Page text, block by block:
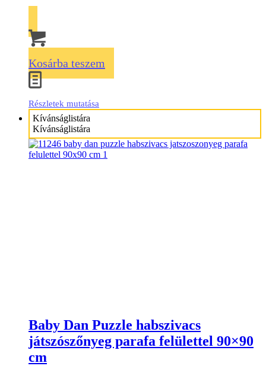
Kosárba teszem
Részletek mutatása
Kívánságlistára
Kívánságlistára
Baby Dan Puzzle habszivacs
játszószőnyeg parafa felülettel 90×90
cm